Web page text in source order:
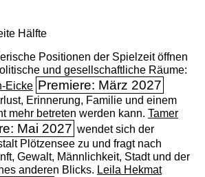
Hälfte
Positionen der Spielzeit öffnen
und gesellschaftliche Räume:
Eicke Premiere: März 2027
Erinnerung, Familie und einem
mehr betreten werden kann. Tamer
Mai 2027 wendet sich der
Plötzensee zu und fragt nach
Gewalt, Männlichkeit, Stadt und der
anderen Blicks. Leila Hekmat